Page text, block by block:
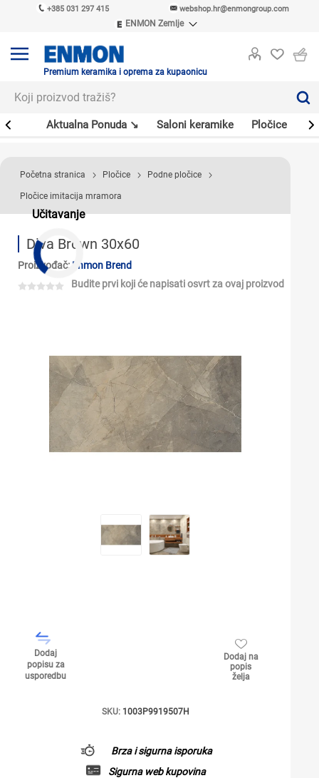
+385 031 297 415 webshop.hr@enmongroup.com
ENMON Zemlje
ENMON MKD
Premium keramika i oprema za kupaonicu
Aktualna Ponuda ↘ Saloni keramike Pločice
Učitavanje
Početna stranica Pločice Podne pločice
Pločice imitacija mramora
Diva Brown 30x60
Proizvođač: Enmon Brend
Budite prvi koji će napisati osvrt za ovaj proizvod
Dodaj
popisu za
usporedbu
Dodaj na
popis
želja
SKU: 1003P9919507H
Brza i sigurna isporuka
Sigurna web kupovina